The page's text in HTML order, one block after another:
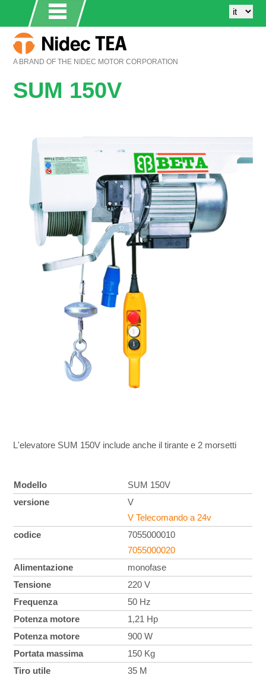
A BRAND OF THE NIDEC MOTOR CORPORATION
SUM 150V
L'elevatore SUM 150V include anche il tirante e 2 morsetti
Modello
SUM 150V
versione
V
V Telecomando a 24v
codice
7055000010
7055000020
Alimentazione
monofase
Tensione
220 V
Frequenza
50 Hz
Potenza motore
1,21 Hp
Potenza motore
900 W
Portata massima
150 Kg
Tiro utile
35 M